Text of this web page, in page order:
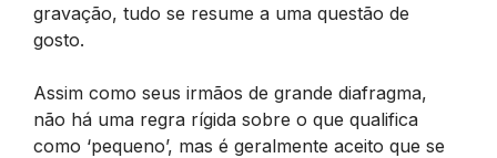
gravação, tudo se resume a uma questão de
gosto.
Assim como seus irmãos de grande diafragma,
não há uma regra rígida sobre o que qualifica
como ‘pequeno’, mas é geralmente aceito que se